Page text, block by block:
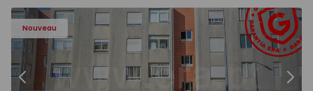
Nouveau
- 16
Appartement T2 Santo Tirso, Santa Cristina Couto -
Précédent